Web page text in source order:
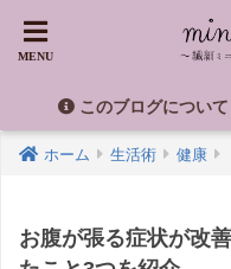
このブログについて
ホーム 生活術 健康
お腹が張る症状が改